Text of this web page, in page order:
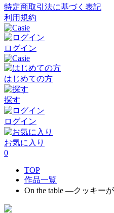
特定商取引法に基づく表記
利用規約
ログイン
はじめての方
探す
ログイン
お気に入り
0
TOP
作品一覧
On the table ―クッキー